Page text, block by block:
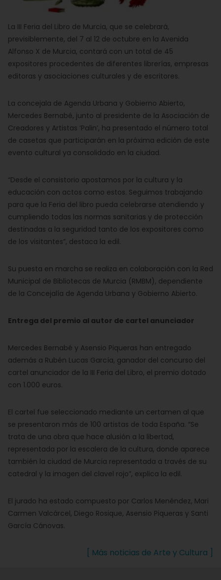
La III Feria del Libro de Murcia, que se celebrará,
previsiblemente, del 7 al 12 de octubre en la Avenida
Alfonso X de Murcia, contará con un total de 45
expositores procedentes de diferentes librerías, empresas
editoras y asociaciones culturales y de escritores.
La concejala de Agenda Urbana y Gobierno Abierto,
Mercedes Bernabé, junto al presidente de la Asociación de
Creadores y Artistas ‘Palin’, ha presentado el número total
de casetas que participarán en la próxima edición de este
evento cultural ya consolidado en la ciudad.
“Desde el consistorio apostamos por la cultura y la
educación con actos como estos. Seguimos trabajando
para que la Feria del libro pueda celebrarse atendiendo y
cumpliendo todas las normas sanitarias y de protección
destinadas a la seguridad tanto de los expositores como
de los visitantes”, destaca la edil.
Su puesta en marcha se realiza en colaboración con la Red
Municipal de Bibliotecas de Murcia (RMBM), dependiente
de la Concejalía de Agenda Urbana y Gobierno Abierto.
Entrega del premio al autor de cartel anunciador
Mercedes Bernabé y Asensio Piqueras han entregado
además a Rubén Lucas García, ganador del concurso del
cartel anunciador de la III Feria del Libro, el premio dotado
con 1.000 euros.
El cartel fue seleccionado mediante un certamen al que
se presentaron más de 100 artistas de toda España. “Se
trata de una obra que hace alusión a la libertad,
representada por la escalera de la cultura, donde aparece
también la ciudad de Murcia representada a través de su
catedral y la imagen del clavel rojo”, explica la edil.
El jurado ha estado compuesto por Carlos Menéndez, Mari
Carmen Valcárcel, Diego Rosique, Asensio Piqueras y Santi
García Cánovas.
[ Más noticias de Arte y Cultura ]